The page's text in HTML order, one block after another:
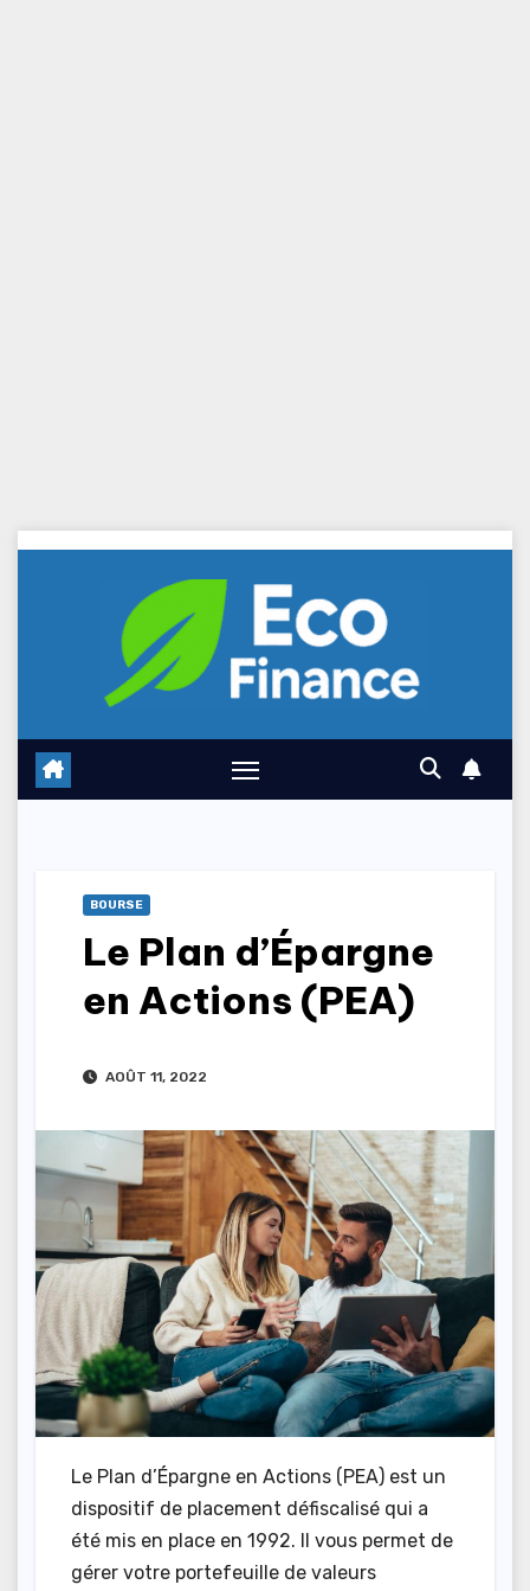
Skip
BOURSE
Le Plan d’Épargne
en Actions (PEA)
AOÛT 11, 2022
Le Plan d’Épargne en Actions (PEA) est un
dispositif de placement défiscalisé qui a
été mis en place en 1992. Il vous permet de
gérer votre portefeuille de valeurs